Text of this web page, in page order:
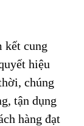
kết cung
hiệu
chúng
tận dụng
hàng đạt